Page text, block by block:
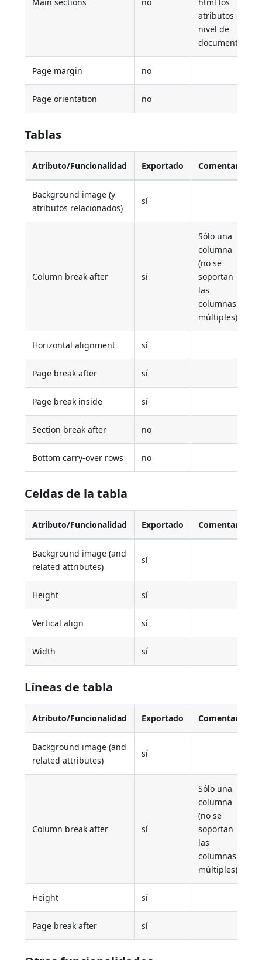
atributos de
nivel de
documento
Page margin no
Page orientation no
Tablas
Atributo/Funcionalidad Exportado Comentario
Background image (y
atributos relacionados)
sí
Column break after sí
Sólo una
columna
(no se
soportan
las
columnas
múltiples)
Horizontal alignment sí
Page break after sí
Page break inside sí
Section break after no
Bottom carry-over rows no
Celdas de la tabla
Atributo/Funcionalidad Exportado Comentario
Background image (and
related attributes)
sí
Height sí
Vertical align sí
Width sí
Líneas de tabla
Atributo/Funcionalidad Exportado Comentario
Background image (and
related attributes)
sí
Column break after sí
Sólo una
columna
(no se
soportan
las
columnas
múltiples)
Height sí
Page break after sí